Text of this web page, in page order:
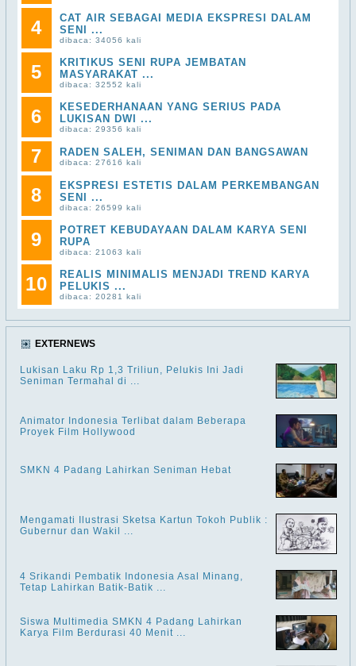
4
CAT AIR SEBAGAI MEDIA EKSPRESI DALAM
SENI ...
dibaca: 34056 kali
5
KRITIKUS SENI RUPA JEMBATAN
MASYARAKAT ...
dibaca: 32552 kali
6
KESEDERHANAAN YANG SERIUS PADA
LUKISAN DWI ...
dibaca: 29356 kali
7 RADEN SALEH, SENIMAN DAN BANGSAWAN
dibaca: 27616 kali
8
EKSPRESI ESTETIS DALAM PERKEMBANGAN
SENI ...
dibaca: 26599 kali
9
POTRET KEBUDAYAAN DALAM KARYA SENI
RUPA
dibaca: 21063 kali
10
REALIS MINIMALIS MENJADI TREND KARYA
PELUKIS ...
dibaca: 20281 kali
EXTERNEWS
Lukisan Laku Rp 1,3 Triliun, Pelukis Ini Jadi
Seniman Termahal di ...
Animator Indonesia Terlibat dalam Beberapa
Proyek Film Hollywood
SMKN 4 Padang Lahirkan Seniman Hebat
Mengamati Ilustrasi Sketsa Kartun Tokoh Publik :
Gubernur dan Wakil ...
4 Srikandi Pembatik Indonesia Asal Minang,
Tetap Lahirkan Batik-Batik ...
Siswa Multimedia SMKN 4 Padang Lahirkan
Karya Film Berdurasi 40 Menit ...